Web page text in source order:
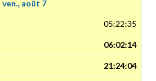
ven., août 7
05:22:35
06:02:14
21:24:04